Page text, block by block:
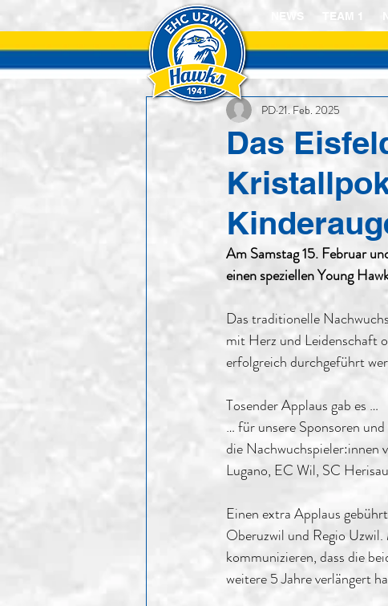
NEWS TEAM 1
Das
PD 21. Feb. 2025
Am Samstag 15. Februar
einen speziellen Young
Das traditionelle
mit Herz und Leidenschaft
erfolgreich durchgeführt
Tosender Applaus gab es …
… für unsere Sponsoren
die
Lugano, EC Wil, SC
Einen extra Applaus
Oberuzwil und Regio
kommunizieren, dass die
weitere 5 Jahre verlängert